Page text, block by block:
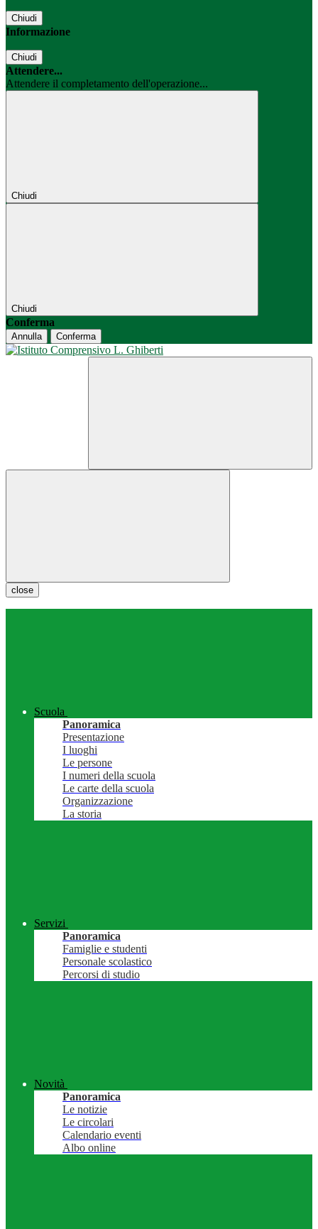
Chiudi
Informazione
Chiudi
Attendere...
Attendere il completamento dell'operazione...
Chiudi
Chiudi
Conferma
Annulla Conferma
close
Scuola
Panoramica
Presentazione
I luoghi
Le persone
I numeri della scuola
Le carte della scuola
Organizzazione
La storia
Servizi
Panoramica
Famiglie e studenti
Personale scolastico
Percorsi di studio
Novità
Panoramica
Le notizie
Le circolari
Calendario eventi
Albo online